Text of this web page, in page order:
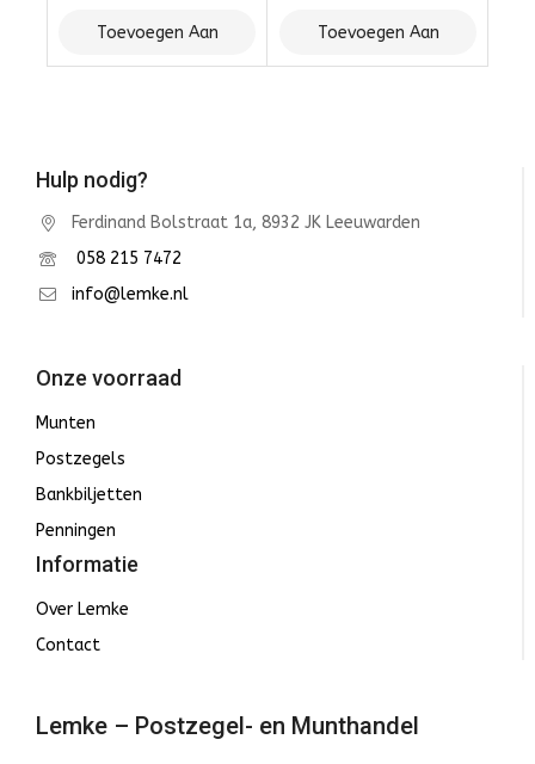
Toevoegen Aan
Winkelwagen
Toevoegen Aan
Winkelwagen
Hulp nodig?
Ferdinand Bolstraat 1a, 8932 JK Leeuwarden
058 215 7472
info@lemke.nl
Onze voorraad
Munten
Postzegels
Bankbiljetten
Penningen
Informatie
Over Lemke
Contact
Lemke – Postzegel- en Munthandel